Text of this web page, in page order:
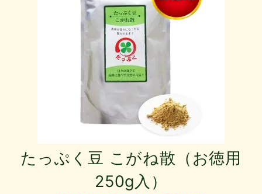
たっぷく豆 こがね散（お徳用
250g入）